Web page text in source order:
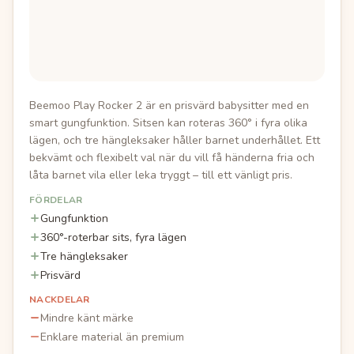
Beemoo Play Rocker 2 är en prisvärd babysitter med en
smart gungfunktion. Sitsen kan roteras 360° i fyra olika
lägen, och tre hängleksaker håller barnet underhållet. Ett
bekvämt och flexibelt val när du vill få händerna fria och
låta barnet vila eller leka tryggt – till ett vänligt pris.
FÖRDELAR
Gungfunktion
360°-roterbar sits, fyra lägen
Tre hängleksaker
Prisvärd
NACKDELAR
Mindre känt märke
Enklare material än premium